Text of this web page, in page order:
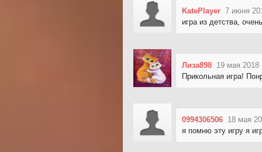
KatePlayer 7 июня
игра из детства,
Лиза898 19 мая 2018
Прикольная игра!
0994306506 18 мая
я помню эту игру я